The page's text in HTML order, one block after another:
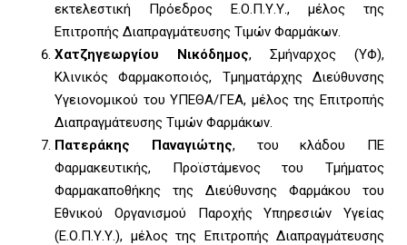
εκτελεστική Πρόεδρος Ε.Ο.Π.Υ.Υ., μέλος της
Επιτροπής Διαπραγμάτευσης Τιμών Φαρμάκων.
Χατζηγεωργίου Νικόδημος, Σμήναρχος (ΥΦ),
Κλινικός Φαρμακοποιός, Τμηματάρχης Διεύθυνσης
Υγειονομικού του ΥΠΕΘΑ/ΓΕΑ, μέλος της Επιτροπής
Διαπραγμάτευσης Τιμών Φαρμάκων.
Πατεράκης Παναγιώτης, του κλάδου ΠΕ
Φαρμακευτικής, Προϊστάμενος του Τμήματος
Φαρμακαποθήκης της Διεύθυνσης Φαρμάκου του
Εθνικού Οργανισμού Παροχής Υπηρεσιών Υγείας
(Ε.Ο.Π.Υ.Υ.), μέλος της Επιτροπής Διαπραγμάτευσης